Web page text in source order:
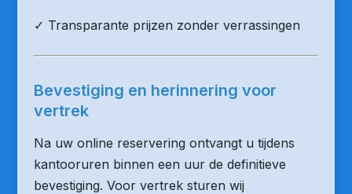
✓ Transparante prijzen zonder verrassingen
Bevestiging en herinnering voor
vertrek
Na uw online reservering ontvangt u tijdens
kantooruren binnen een uur de definitieve
bevestiging. Voor vertrek sturen wij